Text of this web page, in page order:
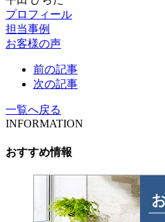
プロフィール
担当事例
お客様の声
前の記事
次の記事
一覧へ戻る
INFORMATION
おすすめ情報